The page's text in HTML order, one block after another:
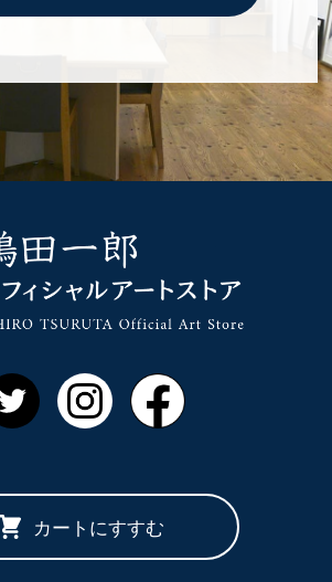
Twitter Instagram
カートにすすむ